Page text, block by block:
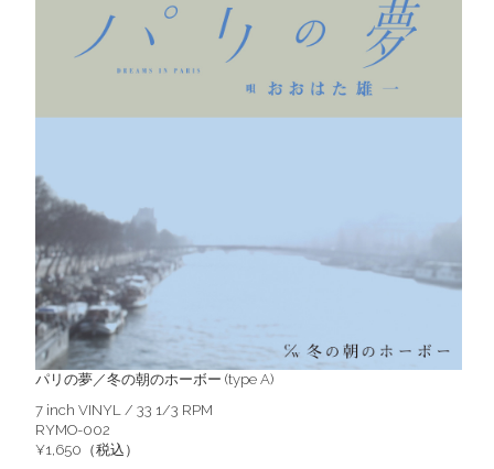
パリの夢／冬の朝のホーボー (type A)
7 inch VINYL / 33 1/3 RPM
RYMO-002
¥1,650（税込）